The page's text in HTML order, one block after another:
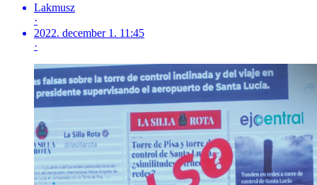
Lakmusz
·
2022. december 1. 11:45
·